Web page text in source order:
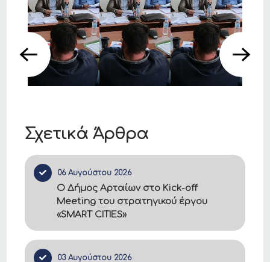
Σχετικά Άρθρα
06 Αυγούστου 2026
Ο Δήμος Αρταίων στο Kick-off
Meeting του στρατηγικού έργου
«SMART CITIES»
03 Αυγούστου 2026